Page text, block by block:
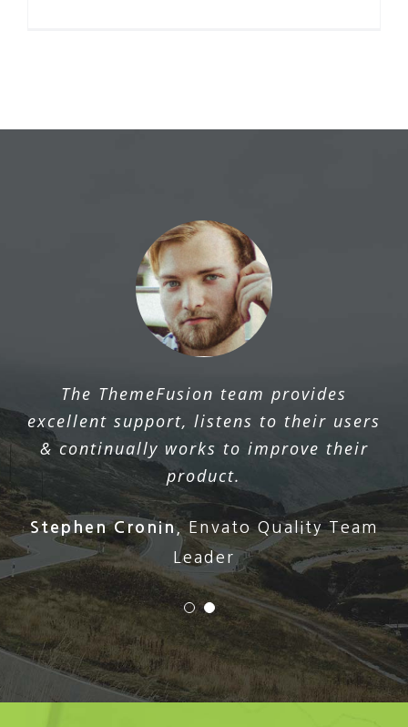
The ThemeFusion team provides
excellent support, listens to their users
& continually works to improve their
product.
Stephen Cronin,Envato Quality Team
Leader